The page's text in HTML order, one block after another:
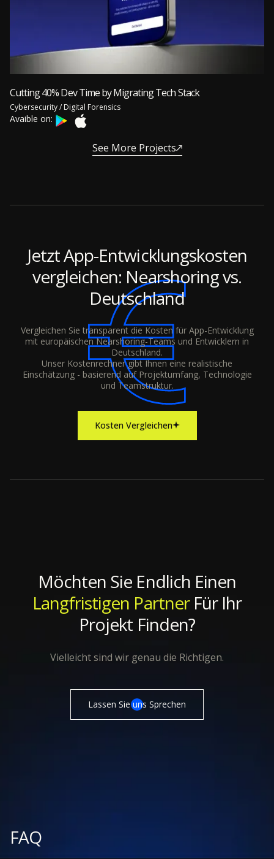
Cutting 40% Dev Time by Migrating Tech Stack
Cybersecurity / Digital Forensics
Avaible on:
See More Projects
Jetzt App-Entwicklungskosten
vergleichen: Nearshoring vs.
Deutschland
Vergleichen Sie transparent die Kosten für App-Entwicklung
mit europäischen Nearshoring-Teams und Entwicklern in
Deutschland.
Unser Kostenrechner gibt Ihnen eine realistische
Einschätzung - basierend auf Projektumfang, Technologie
und Teamstruktur.
Kosten Vergleichen
Möchten Sie Endlich Einen
Langfristigen PartnerFür Ihr
Projekt Finden?
Vielleicht sind wir genau die Richtigen.
Lassen Sie uns Sprechen
FAQ